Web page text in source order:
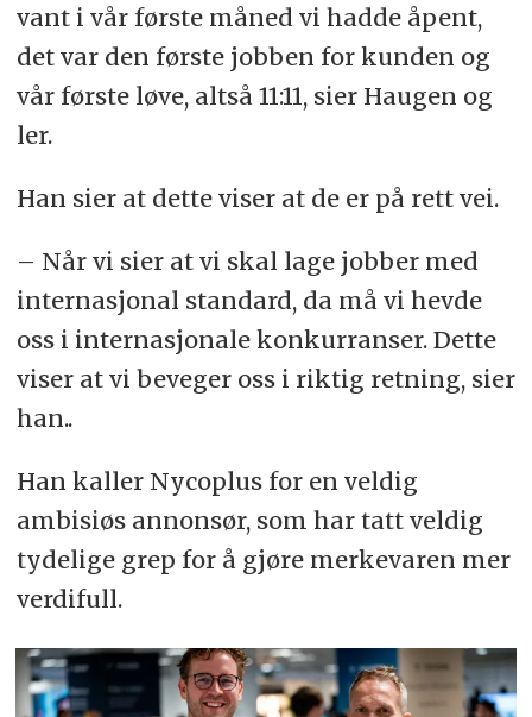
vant i vår første måned vi hadde åpent,
det var den første jobben for kunden og
vår første løve, altså 11:11, sier Haugen og
ler.
Han sier at dette viser at de er på rett vei.
– Når vi sier at vi skal lage jobber med
internasjonal standard, da må vi hevde
oss i internasjonale konkurranser. Dette
viser at vi beveger oss i riktig retning, sier
han..
Han kaller Nycoplus for en veldig
ambisiøs annonsør, som har tatt veldig
tydelige grep for å gjøre merkevaren mer
verdifull.